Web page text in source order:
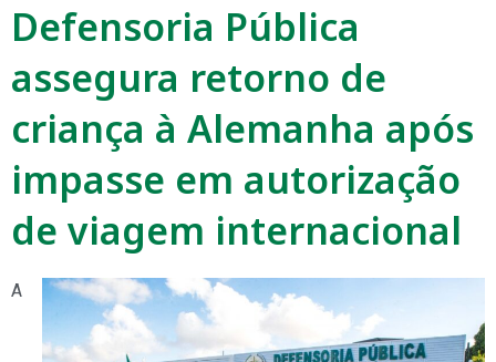
Defensoria Pública
assegura retorno de
criança à Alemanha após
impasse em autorização
de viagem internacional
A